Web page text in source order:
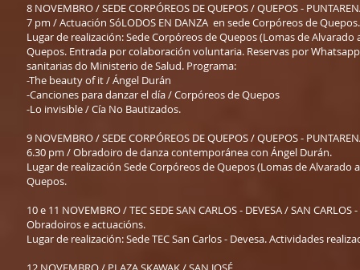
8 NOVEMBRO / SEDE CORPÓREOS DE QUEPOS / QUEPOS -
7 pm / Actuación SóLODOS EN DANZA en sede Corpóreos de Quepos.
Lugar de realización: Sede Corpóreos de Quepos (Lomas de
Quepos. Entrada por colaboración voluntaria. Reservas por
sanitarias do Ministerio de Salud. Programa:
-The beauty of it / Ángel Durán
-Canciones para danzar el día / Corpóreos de Quepos
-Lo invisible / Cía No Bautizados.
9 NOVEMBRO / SEDE CORPÓREOS DE QUEPOS / QUEPOS -
6.30 pm / Obradoiro de danza contemporánea con Ángel Durán.
Lugar de realización Sede Corpóreos de Quepos (Lomas de
Quepos.
10 e 11 NOVEMBRO / TEC SEDE SAN CARLOS - DEVESA / SAN CARLOS
Obradoiros e actuacións.
Lugar de realización: Sede TEC San Carlos - Devesa. Actividades